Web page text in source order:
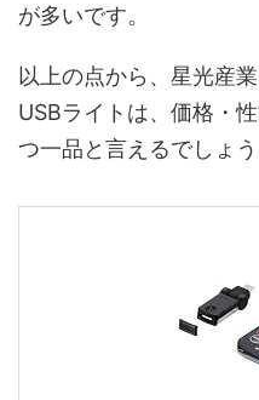
が多いです。
以上の点から、星光産
USBライトは、価格・
つ一品と言えるでしょう